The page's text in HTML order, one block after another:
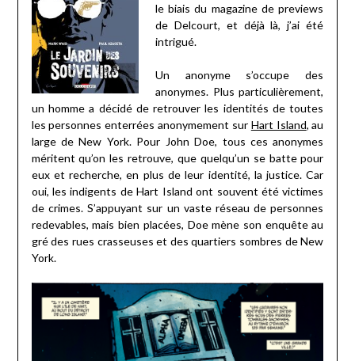
le biais du magazine de previews
de Delcourt, et déjà là, j’ai été
intrigué.
Un anonyme s’occupe des
anonymes. Plus particulièrement,
un homme a décidé de retrouver les identités de toutes
les personnes enterrées anonymement sur Hart Island, au
large de New York. Pour John Doe, tous ces anonymes
méritent qu’on les retrouve, que quelqu’un se batte pour
eux et recherche, en plus de leur identité, la justice. Car
oui, les indigents de Hart Island ont souvent été victimes
de crimes. S’appuyant sur un vaste réseau de personnes
redevables, mais bien placées, Doe mène son enquête au
gré des rues crasseuses et des quartiers sombres de New
York.